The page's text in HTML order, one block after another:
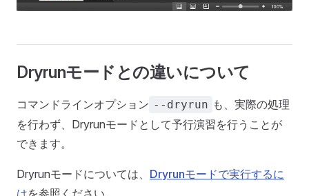
Dryrunモードとの違いについて
コマンドラインオプション --dryrun も、実際の処理
を行わず、Dryrunモードとして予行演習を行うことが
できます。
Dryrunモードについては、 Dryrunモードで実行するに
はを参照ください。